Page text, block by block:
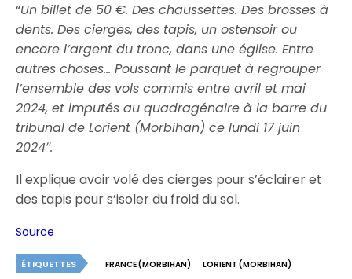
“Un billet de 50 €. Des chaussettes. Des brosses à
dents. Des cierges, des tapis, un ostensoir ou
encore l’argent du tronc, dans une église. Entre
autres choses… Poussant le parquet à regrouper
l’ensemble des vols commis entre avril et mai
2024, et imputés au quadragénaire à la barre du
tribunal de Lorient (Morbihan) ce lundi 17 juin
2024″.
Il explique avoir volé des cierges pour s’éclairer et
des tapis pour s’isoler du froid du sol.
Source
ÉTIQUETTES FRANCE (MORBIHAN)
LORIENT (MORBIHAN)